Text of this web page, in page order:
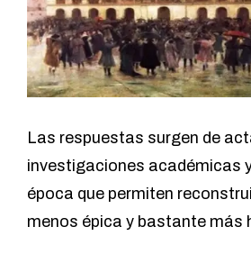
Las respuestas surgen de
investigaciones académicas
época que permiten
menos épica y bastante más